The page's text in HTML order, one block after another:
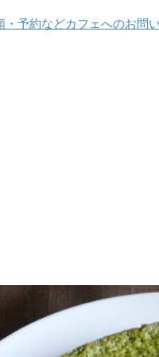
・予約などカフェへのお問